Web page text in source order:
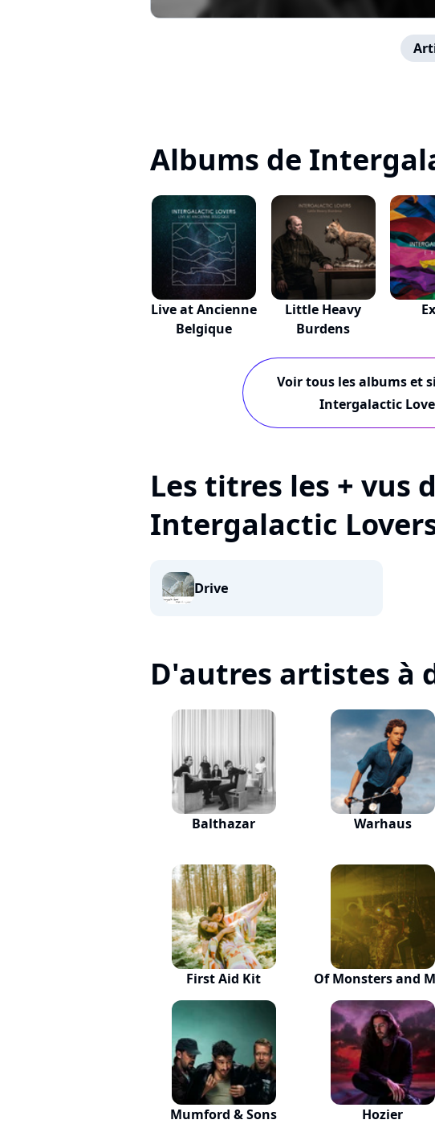
Albums de
Live at Ancienne
Belgique
Little Heavy
Burdens
Voir tous les albums et
Intergalactic
Les titres les + vus
Intergalactic
Drive
D'autres artistes à
Balthazar Warhaus
First Aid Kit Of Monsters and
Mumford & Sons Hozier